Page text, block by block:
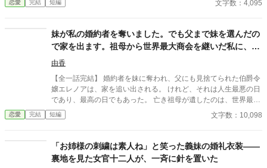
とはしない。 不要なものに感情を砕く理由などない。 「だって、
切り捨ててしまいましょう。
恋愛 完結 短編 文字数：4,095
妹が私の婚約者を奪いました。でも父まで妹を選んだの
で家を出ます。祖母から世界最大商会を継いだ私に、今
さら帰ってこいと言われても遅すぎます
由香
【全一話完結】 婚約者を妹に奪われ、父にも見捨てられた伯爵令
嬢エレノアは、家を追い出される。 けれど、それは人生最悪の日
であり、最高の日でもあった。 亡き祖母が遺したのは、世界最大
商会の会頭の座と莫大な財産。 商会を立て直し、世界中から称賛
される一方で、没落した家族と元婚約者は「戻ってきてほしい」
く未来です。」 もう二度と、その手は取りません。
恋愛 完結 短編 文字数：10,098
「お姉様の刺繍は素人ね」と笑った義妹の婚礼衣装——
裏地を見た女官十二人が、一斉に針を置いた